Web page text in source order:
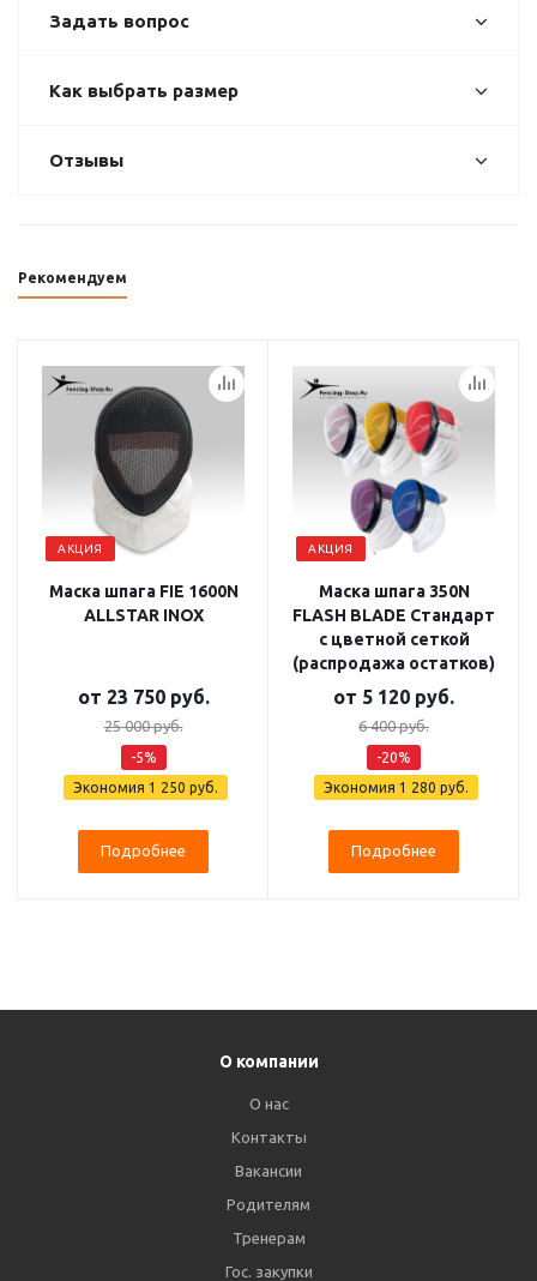
Задать вопрос
Как выбрать размер
Отзывы
Рекомендуем
АКЦИЯ
Маска шпага FIE 1600N
ALLSTAR INOX
от 23 750 руб.
25 000 руб.
-5%
Экономия 1 250 руб.
Подробнее
АКЦИЯ
Маска шпага 350N
FLASH BLADE Стандарт
с цветной сеткой
(распродажа остатков)
от 5 120 руб.
6 400 руб.
-20%
Экономия 1 280 руб.
Подробнее
О компании
О нас
Контакты
Вакансии
Родителям
Тренерам
Гос. закупки